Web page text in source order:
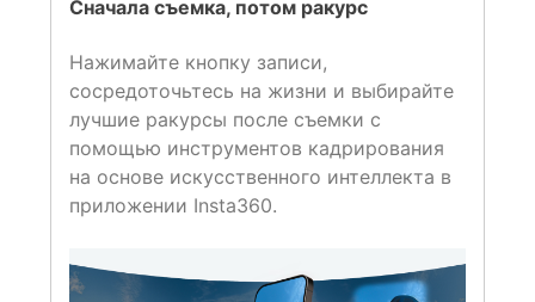
Сначала съемка, потом ракурс
Нажимайте кнопку записи,
сосредоточьтесь на жизни и выбирайте
лучшие ракурсы после съемки с
помощью инструментов кадрирования
на основе искусственного интеллекта в
приложении Insta360.